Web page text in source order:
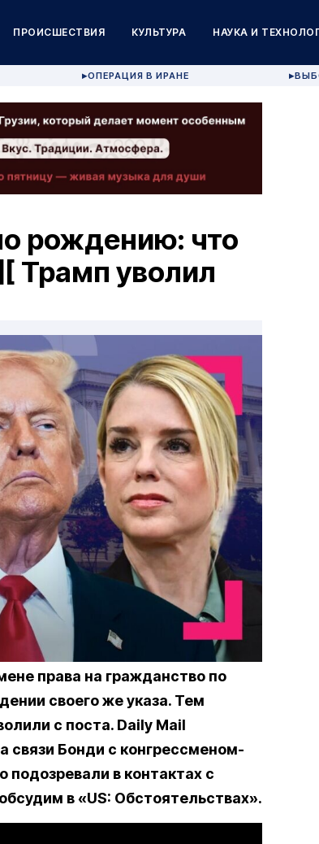
ПРОИСШЕСТВИЯ КУЛЬТУРА НАУКА И
▶ОПЕРАЦИЯ В ИРАНЕ ▶
рождению: что
Трамп уволил
права на гражданство по
своего же указа. Тем
с поста. Daily Mail
связи Бонди с конгрессменом-
в контактах с
в «US: Обстоятельствах».